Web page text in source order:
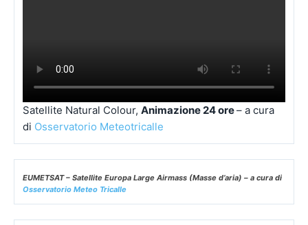
Satellite Natural Colour, Animazione 24 ore– a cura
di Osservatorio Meteotricalle
EUMETSAT – Satellite Europa Large Airmass (Masse d’aria) – a cura di
Osservatorio Meteo Tricalle